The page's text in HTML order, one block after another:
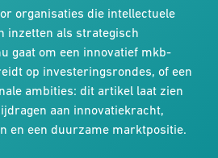
organisaties die intellectuele
inzetten als strategisch
gaat om een innovatief mkb-
op investeringsrondes, of een
ambities: dit artikel laat zien
aan innovatiekracht,
en een duurzame marktpositie.